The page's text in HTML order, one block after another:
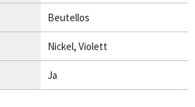
Beutellos
Nickel, Violett
Ja